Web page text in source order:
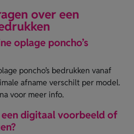
over een
oplage poncho’s
poncho’s bedrukken vanaf
afname verschilt per model.
voor meer info.
digitaal voorbeeld of